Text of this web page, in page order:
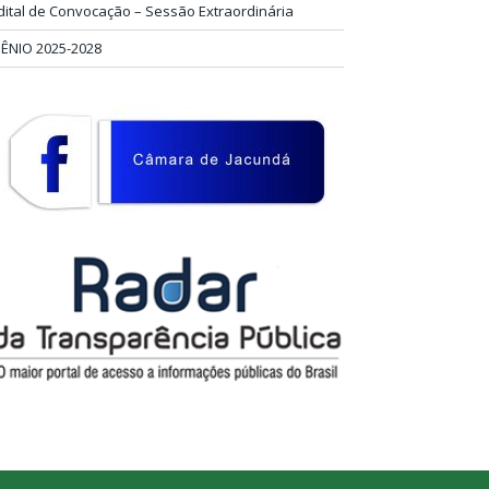
de Convocação – Sessão Extraordinária
2025-2028